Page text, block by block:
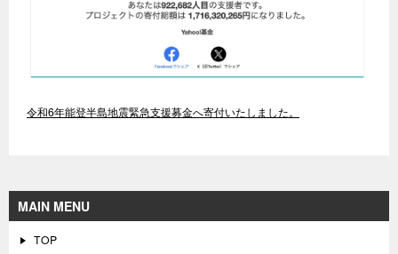
令和6年能登半島地震緊急支援募金へ寄付いたしました。
MAIN MENU
TOP